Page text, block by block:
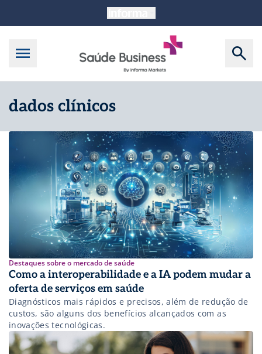
dados clínicos
Destaques sobre o mercado de saúde
Como a interoperabilidade e a IA podem mudar a
oferta de serviços em saúde
Diagnósticos mais rápidos e precisos, além de redução de
custos, são alguns dos benefícios alcançados com as
inovações tecnológicas.